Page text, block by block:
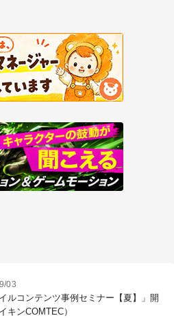
03
イルコンテンツ事例セミナー【夏】」開
キンCOMTEC）